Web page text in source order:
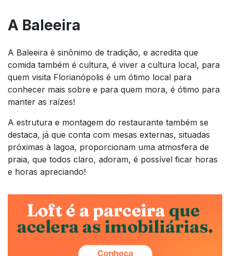
A Baleeira
A Baleeira é sinônimo de tradição, e acredita que
comida também é cultura, é viver a cultura local, para
quem visita Florianópolis é um ótimo local para
conhecer mais sobre e para quem mora, é ótimo para
manter as raízes!
A estrutura e montagem do restaurante também se
destaca, já que conta com mesas externas, situadas
próximas à lagoa, proporcionam uma atmosfera de
praia, que todos claro, adoram, é possível ficar horas
e horas apreciando!